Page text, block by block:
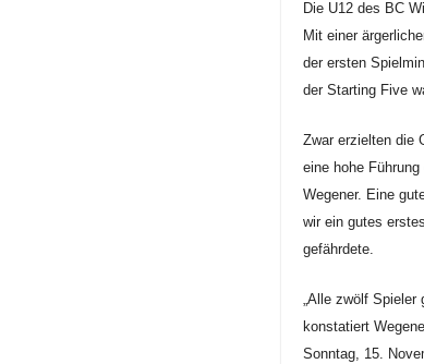
Die U12 des BC
Mit einer
der ersten
der Starting Five
Zwar erzielten die
eine hohe
Wegener. Eine
wir ein gutes
gefährdete.
„Alle zwölf Spieler
konstatiert
Sonntag, 15.